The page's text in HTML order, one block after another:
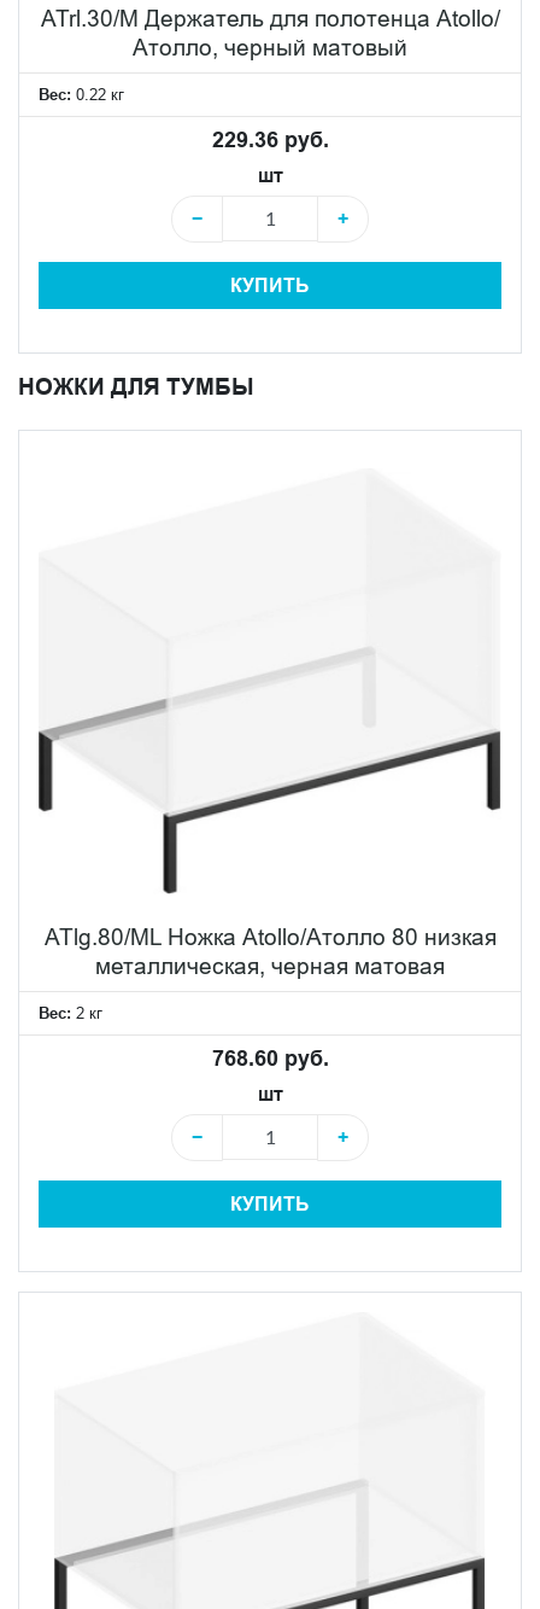
смотрятся как в ванной комнате, так и в спальне,
гостиной или холле, где они могут использоваться в
качестве самостоятельного предмета мебели, создавая
неповторимую атмосферу итальянского шика.
ATrl.30/M Держатель для полотенца Atollo/
Атолло, черный матовый
Вес: 0.22 кг
229.36 руб.
шт
−
+
КУПИТЬ
НОЖКИ ДЛЯ ТУМБЫ
ATlg.80/ML Ножка Atollo/Атолло 80 низкая
металлическая, черная матовая
Вес: 2 кг
768.60 руб.
шт
−
+
КУПИТЬ